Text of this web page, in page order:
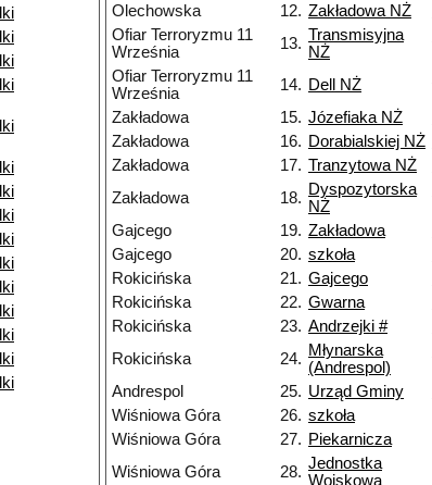
Olechowska 12. Zakładowa NŻ
Ofiar Terroryzmu 11
Września
13. Transmisyjna
NŻ
Ofiar Terroryzmu 11
Września
14. Dell NŻ
Zakładowa 15. Józefiaka NŻ
Zakładowa
16. Dorabialskiej NŻ
Zakładowa
17. Tranzytowa NŻ
Zakładowa
18. Dyspozytorska
NŻ
Gajcego 19. Zakładowa
Gajcego
20. szkoła
Rokicińska
21. Gajcego
Rokicińska
22. Gwarna
Rokicińska
23. Andrzejki #
Rokicińska
24. Młynarska
(Andrespol)
Andrespol 25. Urząd Gminy
Wiśniowa Góra
26. szkoła
Wiśniowa Góra
27. Piekarnicza
Wiśniowa Góra
28. Jednostka
Wojskowa